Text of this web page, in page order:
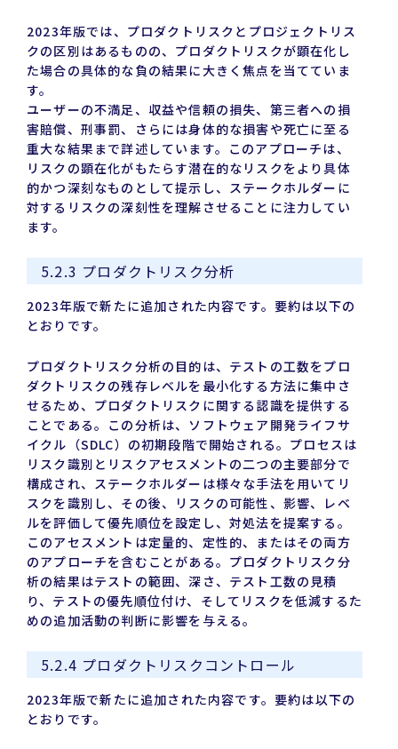
2023年版では、プロダクトリスクとプロジェクトリス
クの区別はあるものの、プロダクトリスクが顕在化し
た場合の具体的な負の結果に大きく焦点を当てていま
す。
ユーザーの不満足、収益や信頼の損失、第三者への損
害賠償、刑事罰、さらには身体的な損害や死亡に至る
重大な結果まで詳述しています。このアプローチは、
リスクの顕在化がもたらす潜在的なリスクをより具体
的かつ深刻なものとして提示し、ステークホルダーに
対するリスクの深刻性を理解させることに注力してい
ます。
5.2.3 プロダクトリスク分析
2023年版で新たに追加された内容です。要約は以下の
とおりです。
プロダクトリスク分析の目的は、テストの工数をプロ
ダクトリスクの残存レベルを最小化する方法に集中さ
せるため、プロダクトリスクに関する認識を提供する
ことである。この分析は、ソフトウェア開発ライフサ
イクル（SDLC）の初期段階で開始される。プロセスは
リスク識別とリスクアセスメントの二つの主要部分で
構成され、ステークホルダーは様々な手法を用いてリ
スクを識別し、その後、リスクの可能性、影響、レベ
ルを評価して優先順位を設定し、対処法を提案する。
このアセスメントは定量的、定性的、またはその両方
のアプローチを含むことがある。プロダクトリスク分
析の結果はテストの範囲、深さ、テスト工数の見積
り、テストの優先順位付け、そしてリスクを低減するた
めの追加活動の判断に影響を与える。
5.2.4 プロダクトリスクコントロール
2023年版で新たに追加された内容です。要約は以下の
とおりです。